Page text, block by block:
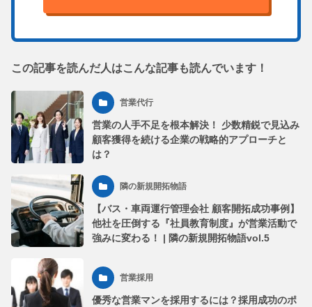
この記事を読んだ人はこんな記事も読んでいます！
営業代行
営業の人手不足を根本解決！ 少数精鋭で見込み
顧客獲得を続ける企業の戦略的アプローチと
は？
隣の新規開拓物語
【バス・車両運行管理会社 顧客開拓成功事例】
他社を圧倒する『社員教育制度』が営業活動で
強みに変わる！ | 隣の新規開拓物語vol.5
営業採用
優秀な営業マンを採用するには？採用成功のポ